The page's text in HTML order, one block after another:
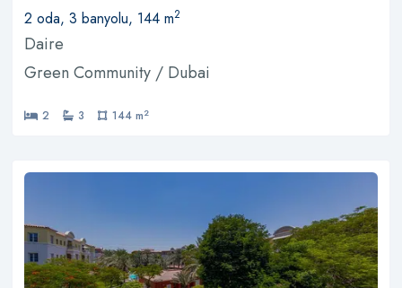
2 oda, 3 banyolu, 144 m2
Daire
Green Community / Dubai
2 3 144 m2